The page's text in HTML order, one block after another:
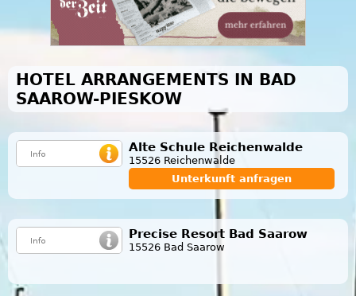
HOTEL ARRANGEMENTS IN BAD
SAAROW-PIESKOW
Alte Schule Reichenwalde
15526 Reichenwalde
Unterkunft anfragen
Precise Resort Bad Saarow
15526 Bad Saarow